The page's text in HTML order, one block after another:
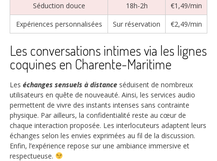
Séduction douce
18h-2h
€1,49/min
Expériences personnalisées
Sur réservation €2,49/min
Les conversations intimes via les lignes
coquines en Charente-Maritime
Les échanges sensuels à distance séduisent de nombreux
utilisateurs en quête de nouveauté. Ainsi, les services audio
permettent de vivre des instants intenses sans contrainte
physique. Par ailleurs, la confidentialité reste au cœur de
chaque interaction proposée. Les interlocuteurs adaptent leurs
échanges selon les envies exprimées au fil de la discussion.
Enfin, l’expérience repose sur une ambiance immersive et
respectueuse.